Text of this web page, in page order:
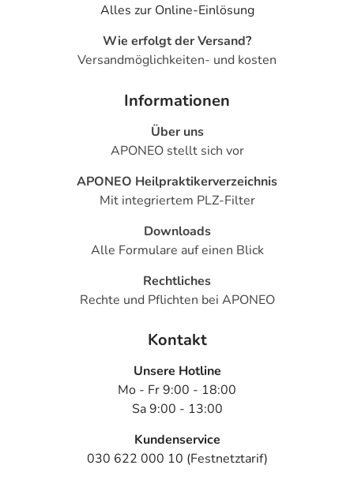
Alles zur Online-Einlösung
Wie erfolgt der Versand?
Versandmöglichkeiten- und kosten
Informationen
Über uns
APONEO stellt sich vor
APONEO Heilpraktikerverzeichnis
Mit integriertem PLZ-Filter
Downloads
Alle Formulare auf einen Blick
Rechtliches
Rechte und Pflichten bei APONEO
Kontakt
Unsere Hotline
Mo - Fr 9:00 - 18:00
Sa 9:00 - 13:00
Kundenservice
030 622 000 10 (Festnetztarif)